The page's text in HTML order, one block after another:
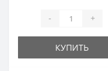
- +
КУПИТЬ